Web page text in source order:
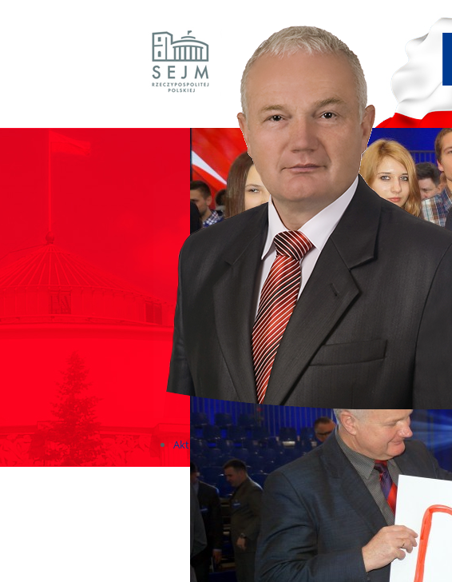
Aktualności
Zapowiedzi wydarzeń
KONKURSY 2020 - 2026
KOLONIE 2021 - 2026
Imprezy kulturalne - zaproszenia 2017
Różne
Konkursy 2017/2018
KONKURSY 2016/2017
KONKURSY 2015/2016
Konkursy 2014/2015